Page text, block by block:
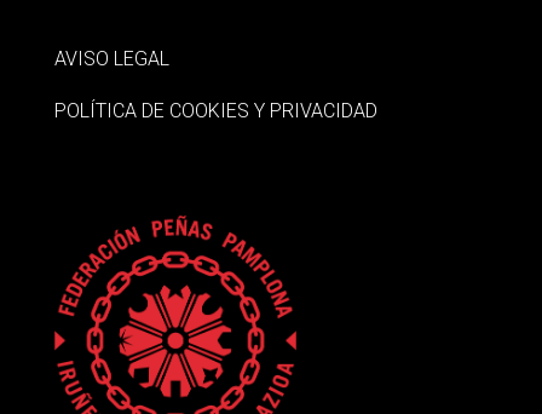
AVISO LEGAL
POLÍTICA DE COOKIES Y PRIVACIDAD